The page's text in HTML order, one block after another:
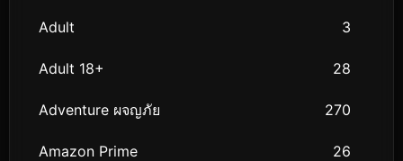
Adult 3
Adult 18+ 28
Adventure ผจญภัย 270
Amazon Prime 26